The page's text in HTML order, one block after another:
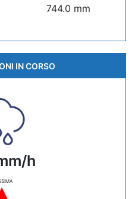
744.0 mm
IN CORSO
h